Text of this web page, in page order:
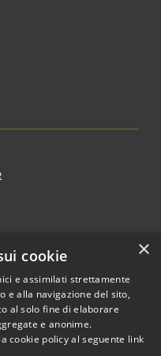
Copyright © 2026 • Comune di
Torrita Tiberina • Powered by
×
cookie
e assimilati strettamente
e alla navigazione del sito,
al solo fine di elaborare
e anonime.
cookie policy al seguente link